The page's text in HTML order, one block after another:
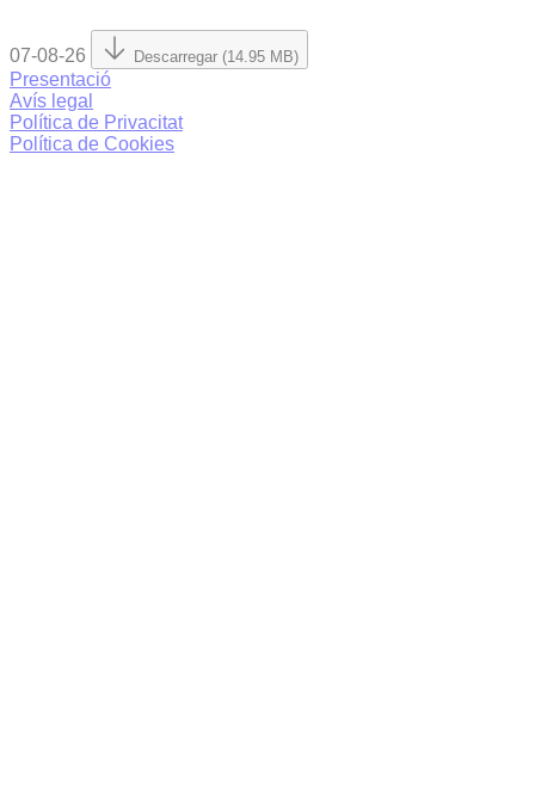
07-08-26 Descarregar (14.95 MB)
Presentació
Avís legal
Política de Privacitat
Política de Cookies